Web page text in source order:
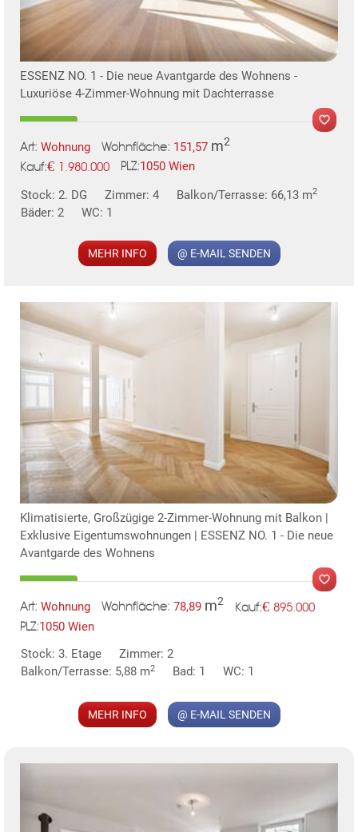
MER
ESSENZ NO. 1 - Die neue Avantgarde des Wohnens -
Luxuriöse 4-Zimmer-Wohnung mit Dachterrasse
Art: Wohnung Wohnfläche: 151,57 m2
Kauf:€ 1.980.000 PLZ:1050 Wien
Stock: 2. DG
Zimmer: 4 Balkon/Terrasse: 66,13 m2
Bäder: 2 WC: 1
MEHR INFO @ E-MAIL SENDEN
Klimatisierte, Großzügige 2-Zimmer-Wohnung mit Balkon |
Exklusive Eigentumswohnungen | ESSENZ NO. 1 - Die neue
Avantgarde des Wohnens
Art: Wohnung Wohnfläche: 78,89 m2 Kauf:€ 895.000
PLZ:1050 Wien
Stock: 3. Etage
Zimmer: 2
Balkon/Terrasse: 5,88 m2 Bad: 1 WC: 1
MEHR INFO @ E-MAIL SENDEN